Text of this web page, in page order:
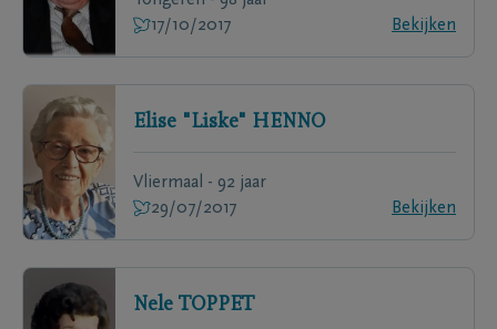
17/10/2017
Bekijken
Elise "Liske" HENNO
Vliermaal - 92 jaar
29/07/2017
Bekijken
Nele TOPPET